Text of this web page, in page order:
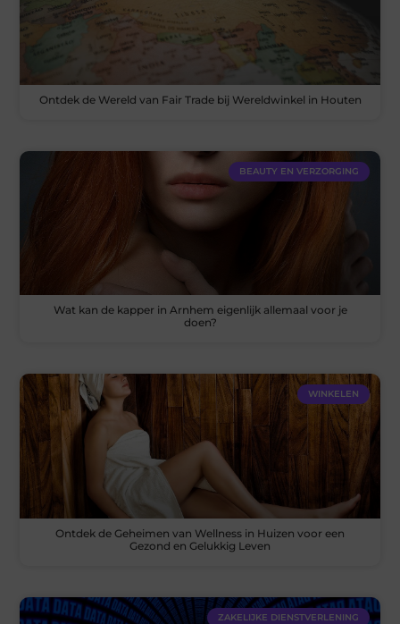
Ontdek de Wereld van Fair Trade bij Wereldwinkel in Houten
BEAUTY EN VERZORGING
Wat kan de kapper in Arnhem eigenlijk allemaal voor je
doen?
WINKELEN
Ontdek de Geheimen van Wellness in Huizen voor een
Gezond en Gelukkig Leven
ZAKELIJKE DIENSTVERLENING